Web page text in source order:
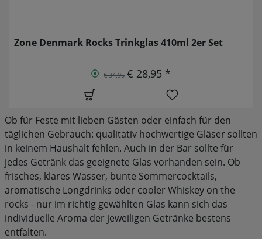
Zone Denmark Rocks Trinkglas 410ml 2er Set
€ 34,95 € 28,95 *
Ob für Feste mit lieben Gästen oder einfach für den
täglichen Gebrauch: qualitativ hochwertige Gläser sollten
in keinem Haushalt fehlen. Auch in der Bar sollte für
jedes Getränk das geeignete Glas vorhanden sein. Ob
frisches, klares Wasser, bunte Sommercocktails,
aromatische Longdrinks oder cooler Whiskey on the
rocks - nur im richtig gewählten Glas kann sich das
individuelle Aroma der jeweiligen Getränke bestens
entfalten.